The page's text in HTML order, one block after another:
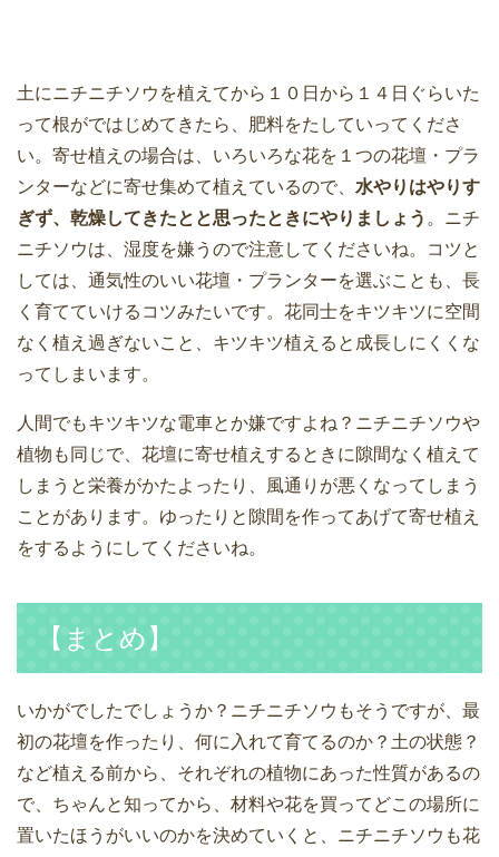
土にニチニチソウを植えてから１０日から１４日ぐらいた
って根がではじめてきたら、肥料をたしていってくださ
い。寄せ植えの場合は、いろいろな花を１つの花壇・プラ
ンターなどに寄せ集めて植えているので、 水やりはやりす
ぎず、乾燥してきたとと思ったときにやりましょう 。ニチ
ニチソウは、湿度を嫌うので注意してくださいね。コツと
しては、通気性のいい花壇・プランターを選ぶことも、長
く育てていけるコツみたいです。花同士をキツキツに空間
なく植え過ぎないこと、キツキツ植えると成長しにくくな
ってしまいます。
人間でもキツキツな電車とか嫌ですよね？ニチニチソウや
植物も同じで、花壇に寄せ植えするときに隙間なく植えて
しまうと栄養がかたよったり、風通りが悪くなってしまう
ことがあります。ゆったりと隙間を作ってあげて寄せ植え
をするようにしてくださいね。
【まとめ】
いかがでしたでしょうか？ニチニチソウもそうですが、最
初の花壇を作ったり、何に入れて育てるのか？土の状態？
など植える前から、それぞれの植物にあった性質があるの
で、ちゃんと知ってから、材料や花を買ってどこの場所に
置いたほうがいいのかを決めていくと、ニチニチソウも花